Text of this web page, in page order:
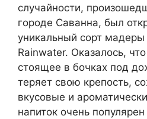
случайности,
городе Саванна, был
уникальный сорт
Rainwater. Оказалось,
стоящее в бочках под
теряет свою крепость,
вкусовые и
напиток очень